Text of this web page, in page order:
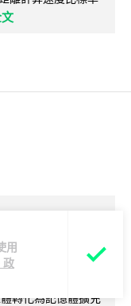
用
政
足 KIOXIA
，結合低延遲快閃記
轉化為記憶體擴充